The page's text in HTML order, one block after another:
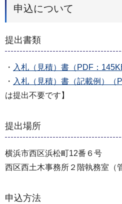
申込について
提出書類
・ 入札（見積）書（PDF：
・ 入札（見積）書（記載例）（
は提出不要です】
提出場所
横浜市⻄区浜松町12番６号
⻄区⻄⼟⽊事務所２階執務室（
申込方法